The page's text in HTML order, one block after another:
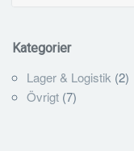
Kategorier
Lager & Logistik (2)
Övrigt (7)